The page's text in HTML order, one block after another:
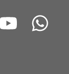
Y
W